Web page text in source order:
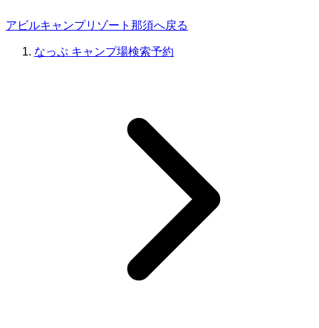
アビルキャンプリゾート那須へ戻る
なっぷ キャンプ場検索予約